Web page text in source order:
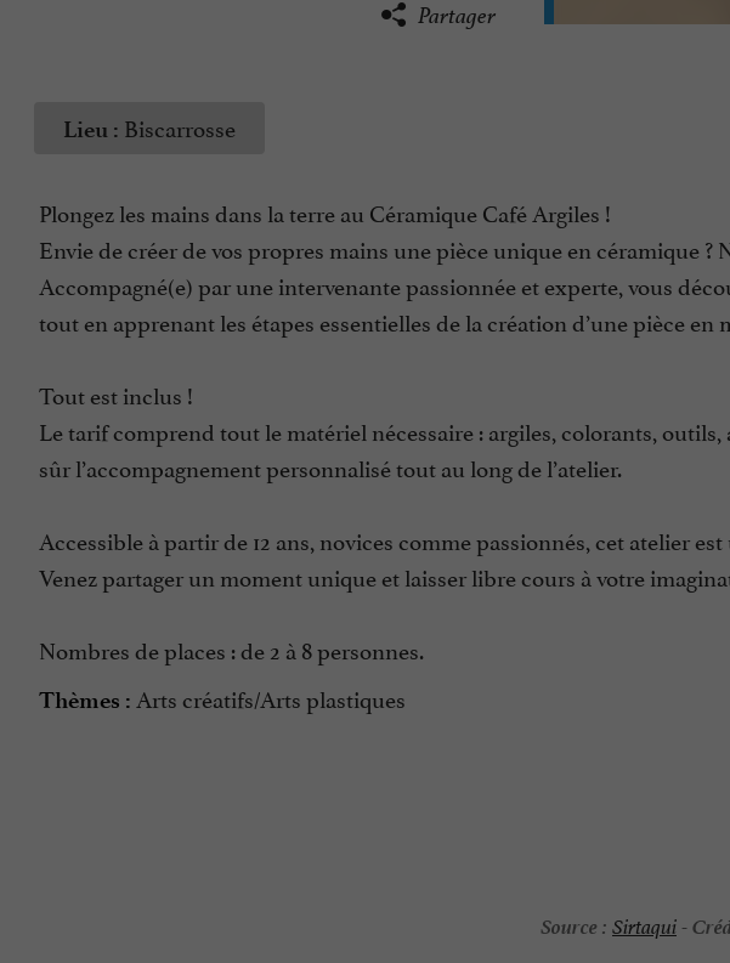
Partager
Lieu : Biscarrosse
Plongez les mains dans la terre au Céramique Café Argiles !
Envie de créer de vos propres mains une pièce unique en céramique ?
Accompagné(e) par une intervenante passionnée et experte, vous
tout en apprenant les étapes essentielles de la création d’une pièce en
Tout est inclus !
Le tarif comprend tout le matériel nécessaire : argiles, colorants,
sûr l’accompagnement personnalisé tout au long de l’atelier.
Accessible à partir de 12 ans, novices comme passionnés, cet atelier
Venez partager un moment unique et laisser libre cours à votre
Nombres de places : de 2 à 8 personnes.
Thèmes : Arts créatifs/Arts plastiques
Source : Sirtaqui-